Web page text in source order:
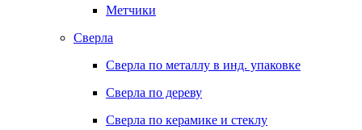
Метчики
Сверла
Сверла по металлу в инд. упаковке
Сверла по дереву
Сверла по керамике и стеклу